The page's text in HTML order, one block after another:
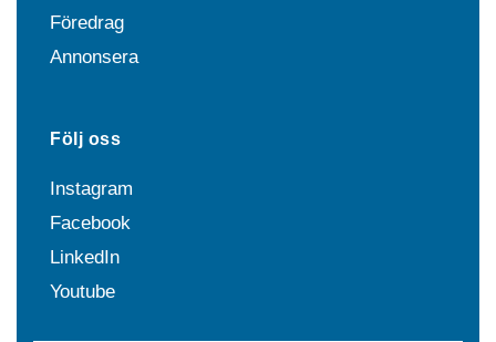
Föredrag
Annonsera
Följ oss
Instagram
Facebook
LinkedIn
Youtube